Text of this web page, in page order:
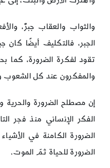
والثواب والعقاب جبرٌ،
الجبر، فالتكليف أيضًا كان
تقود لفكرة الضرورة، كما
والمفكرون عند كل الشعوب
إن مصطلح الضرورة والحرية
الفكر الإنساني منذ فجر
الضرورة الكامنة في
الضرورة للحياة ثمّ الموت.